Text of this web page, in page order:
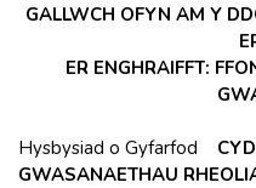
GALLWCH OFYN AM Y
ER ENGHRAIFFT:
Hysbysiad o Gyfarfod
GWASANAETHAU